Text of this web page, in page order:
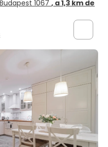
1067 , a 1,3 km de